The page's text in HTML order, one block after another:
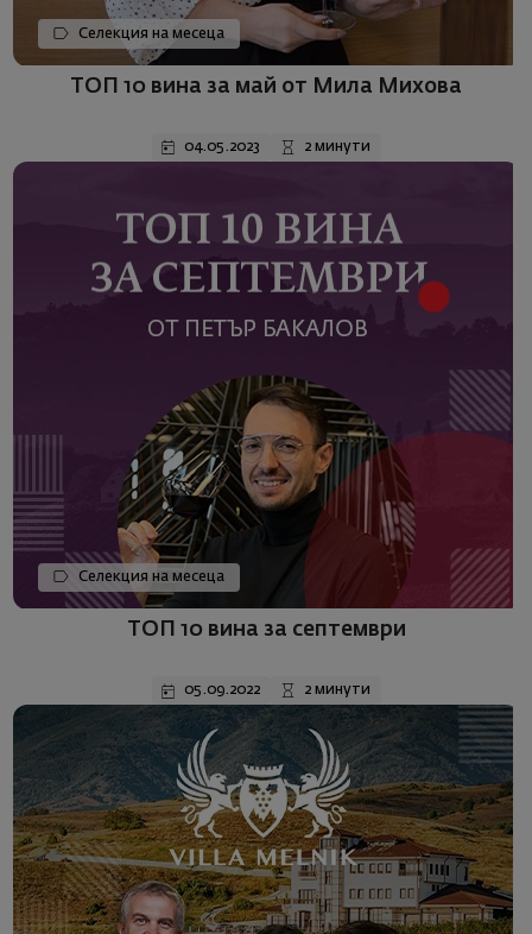
Селекция на месеца
ТОП 10 вина за май от Мила Михова
04.05.2023 2 минути
Селекция на месеца
ТОП 10 вина за септември
05.09.2022 2 минути